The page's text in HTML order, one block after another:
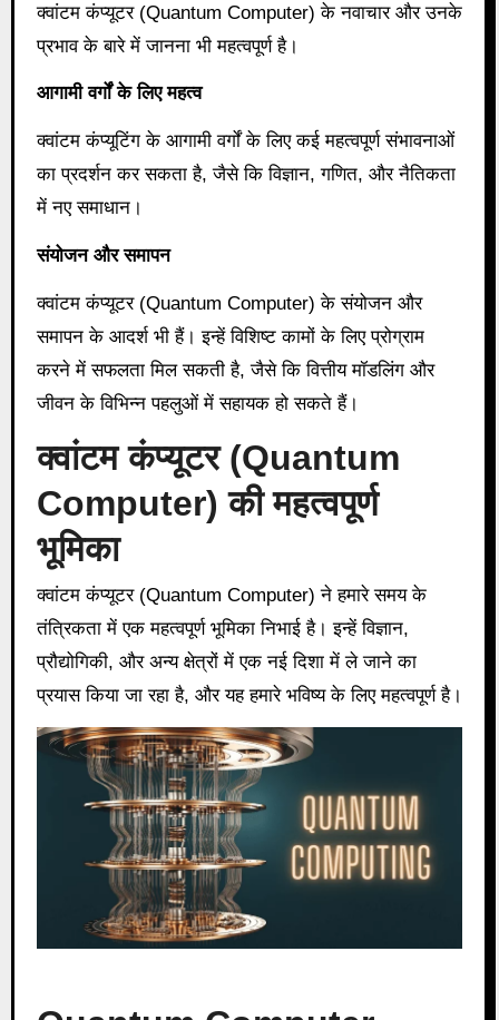
क्वांटम कंप्यूटर (Quantum Computer) के नवाचार और उनके
प्रभाव के बारे में जानना भी महत्वपूर्ण है।
आगामी वर्गों के लिए महत्व
क्वांटम कंप्यूटिंग के आगामी वर्गों के लिए कई महत्वपूर्ण संभावनाओं
का प्रदर्शन कर सकता है, जैसे कि विज्ञान, गणित, और नैतिकता
में नए समाधान।
संयोजन और समापन
क्वांटम कंप्यूटर (Quantum Computer) के संयोजन और
समापन के आदर्श भी हैं। इन्हें विशिष्ट कामों के लिए प्रोग्राम
करने में सफलता मिल सकती है, जैसे कि वित्तीय मॉडलिंग और
जीवन के विभिन्न पहलुओं में सहायक हो सकते हैं।
क्वांटम कंप्यूटर (Quantum
Computer) की महत्वपूर्ण
भूमिका
क्वांटम कंप्यूटर (Quantum Computer) ने हमारे समय के
तंत्रिकता में एक महत्वपूर्ण भूमिका निभाई है। इन्हें विज्ञान,
प्रौद्योगिकी, और अन्य क्षेत्रों में एक नई दिशा में ले जाने का
प्रयास किया जा रहा है, और यह हमारे भविष्य के लिए महत्वपूर्ण है।